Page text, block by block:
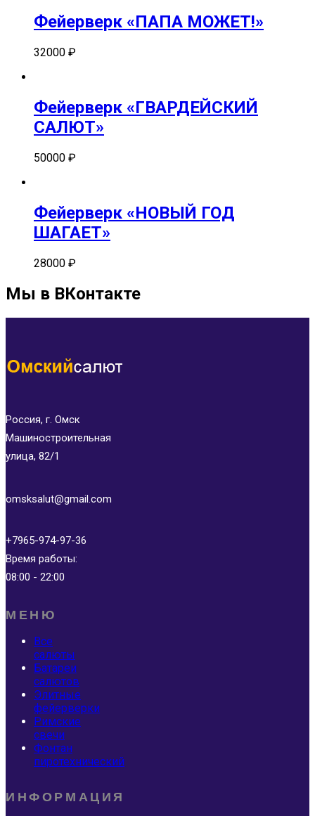
Фейерверк «ПАПА МОЖЕТ!»
32000 ₽
Фейерверк «ГВАРДЕЙСКИЙ
САЛЮТ»
50000 ₽
Фейерверк «НОВЫЙ ГОД
ШАГАЕТ»
28000 ₽
Мы в ВКонтакте
Россия, г. Омск
Машиностроительная
улица, 82/1
omsksalut@gmail.com
+7965-974-97-36
Время работы:
08:00 - 22:00
МЕНЮ
Все
салюты
Батареи
салютов
Элитные
фейерверки
Римские
свечи
Фонтан
пиротехнический
ИНФОРМАЦИЯ